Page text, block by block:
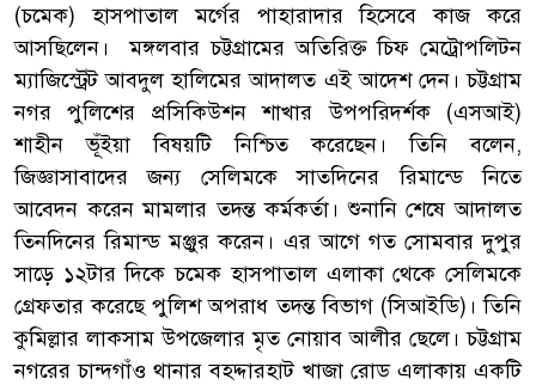
(চমেক) হাসপাতাল মর্গের পাহারাদার হিসেবে কাজ করে
আসছিলেন। মঙ্গলবার চট্টগ্রামের অতিরিক্ত চিফ মেট্রোপলিটন
ম্যাজিস্ট্রেট আবদুল হালিমের আদালত এই আদেশ দেন। চট্টগ্রাম
নগর পুলিশের প্রসিকিউশন শাখার উপপরিদর্শক (এসআই)
শাহীন ভূঁইয়া বিষয়টি নিশ্চিত করেছেন। তিনি বলেন,
জিজ্ঞাসাবাদের জন্য সেলিমকে সাতদিনের রিমান্ডে নিতে
আবেদন করেন মামলার তদন্ত কর্মকর্তা। শুনানি শেষে আদালত
তিনদিনের রিমান্ড মঞ্জুর করেন। এর আগে গত সোমবার দুপুর
সাড়ে ১২টার দিকে চমেক হাসপাতাল এলাকা থেকে সেলিমকে
গ্রেফতার করেছে পুলিশ অপরাধ তদন্ত বিভাগ (সিআইডি)। তিনি
কুমিল্লার লাকসাম উপজেলার মৃত নোয়াব আলীর ছেলে। চট্টগ্রাম
নগরের চান্দগাঁও থানার বহদ্দারহাট খাজা রোড এলাকায় একটি